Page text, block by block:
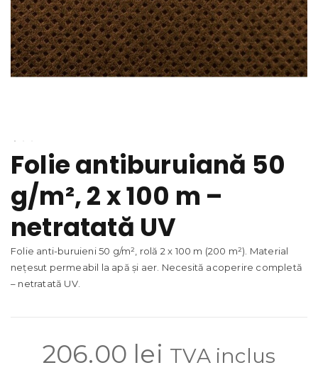
Folie antiburuiană 50
g/m², 2 x 100 m –
netratată UV
Folie anti-buruieni 50 g/m², rolă 2 x 100 m (200 m²). Material
nețesut permeabil la apă și aer. Necesită acoperire completă
– netratată UV.
206.00 lei TVA inclus